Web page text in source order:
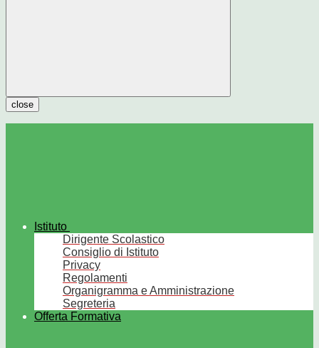
close
Istituto
Dirigente Scolastico
Consiglio di Istituto
Privacy
Regolamenti
Organigramma e Amministrazione
Segreteria
Offerta Formativa